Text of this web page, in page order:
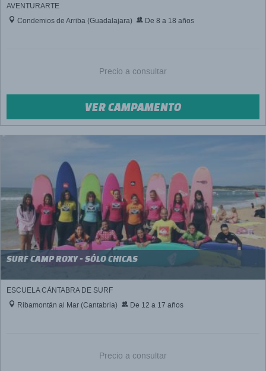
AVENTURARTE
Condemios de Arriba (Guadalajara)
De 8 a 18 años
Precio a consultar
VER CAMPAMENTO
SURF CAMP ROXY - SÓLO CHICAS
ESCUELA CÁNTABRA DE SURF
Ribamontán al Mar (Cantabria)
De 12 a 17 años
Precio a consultar